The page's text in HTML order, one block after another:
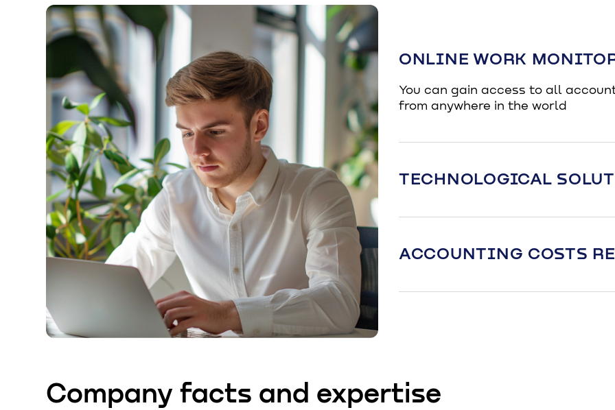
ONLINE WORK
You can gain access to all
from anywhere in the world
TECHNOLOGICAL
ACCOUNTING COSTS
Company facts and expertise